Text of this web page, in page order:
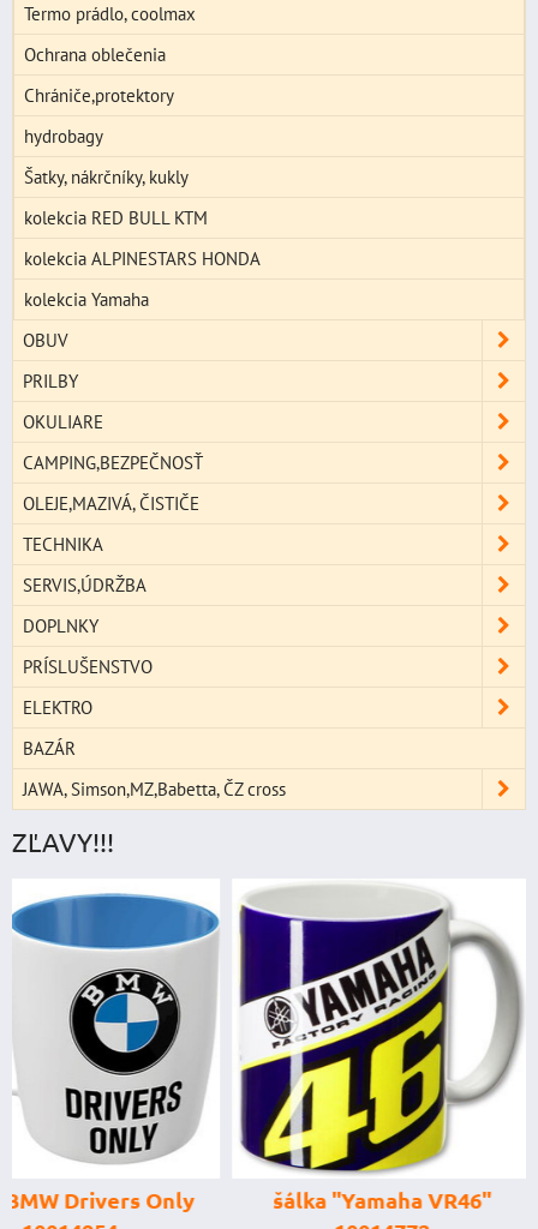
Termo prádlo, coolmax
Ochrana oblečenia
Chrániče,protektory
hydrobagy
Šatky, nákrčníky, kukly
kolekcia RED BULL KTM
kolekcia ALPINESTARS HONDA
kolekcia Yamaha
OBUV
PRILBY
OKULIARE
CAMPING,BEZPEČNOSŤ
OLEJE,MAZIVÁ, ČISTIČE
TECHNIKA
SERVIS,ÚDRŽBA
DOPLNKY
PRÍSLUŠENSTVO
ELEKTRO
BAZÁR
JAWA, Simson,MZ,Babetta, ČZ cross
ZĽAVY!!!
šálka "Yamaha VR46"
štartovací
digitálnym
power banka,
prúd 4000 A,
GENIUS BOOST